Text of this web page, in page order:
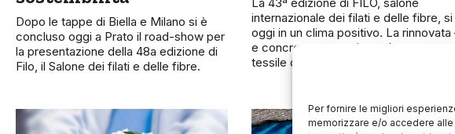
Per fornire le migliori
memorizzare e/o accedere
Dopo le tappe di Biella e Milano si è
concluso oggi a Prato il road-show per
la presentazione della 48a edizione di
Filo, il Salone dei filati e delle fibre.
internazionale dei filati e delle fibre, si
oggi in un clima positivo. La rinnovata
e concreta – attenzione al settore
tessile da